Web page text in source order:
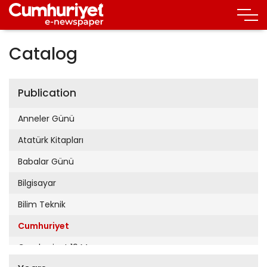
Catalog
Publication
Anneler Günü
Atatürk Kitapları
Babalar Günü
Bilgisayar
Bilim Teknik
Cumhuriyet
Cumhuriyet 19 Mayıs